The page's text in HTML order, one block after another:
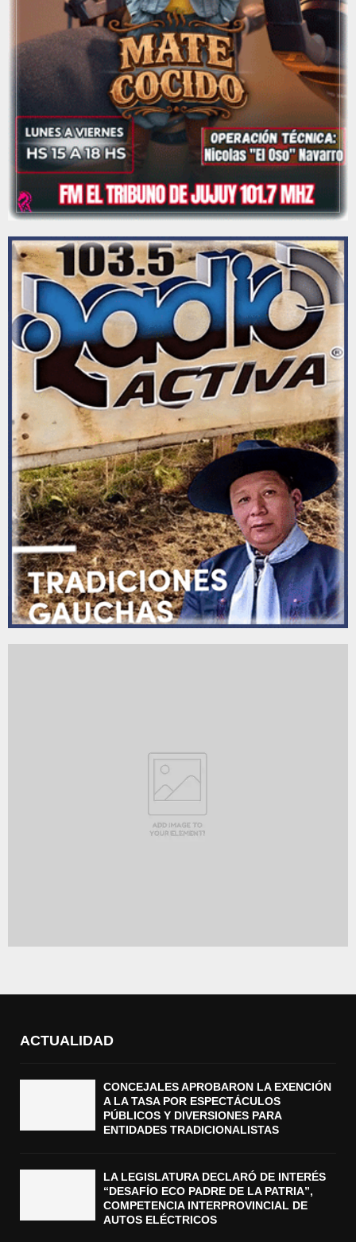
ACTUALIDAD
CONCEJALES APROBARON LA EXENCIÓN
A LA TASA POR ESPECTÁCULOS
PÚBLICOS Y DIVERSIONES PARA
ENTIDADES TRADICIONALISTAS
LA LEGISLATURA DECLARÓ DE INTERÉS
“DESAFÍO ECO PADRE DE LA PATRIA”,
COMPETENCIA INTERPROVINCIAL DE
AUTOS ELÉCTRICOS